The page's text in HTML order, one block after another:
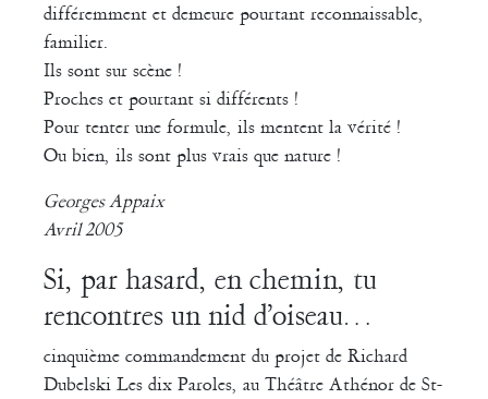
différemment et demeure pourtant reconnaissable,
familier.
Ils sont sur scène !
Proches et pourtant si différents !
Pour tenter une formule, ils mentent la vérité !
Ou bien, ils sont plus vrais que nature !
Georges Appaix
Avril 2005
Si, par hasard, en chemin, tu
rencontres un nid d’oiseau…
cinquième commandement du projet de Richard
Dubelski Les dix Paroles, au Théâtre Athénor de St-